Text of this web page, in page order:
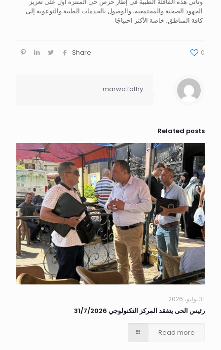
الجهود الصحية والمجتمعية، والوصول بالخدمات الطبية والتوعوية إلى
كافة المناطق، خاصة الأكثر احتياجًا
Share 0
marwa fathy
Related posts
31 يوليو، 2026
رئيس الحى يتفقد المركز التكنولوجي 31/7/2026
Read more